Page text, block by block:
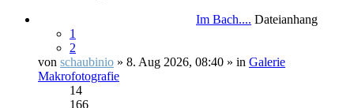
Im Bach.... Dateianhang
1
2
von schaubinio » 8. Aug 2026, 08:40 » in Galerie
Makrofotografie
14
166